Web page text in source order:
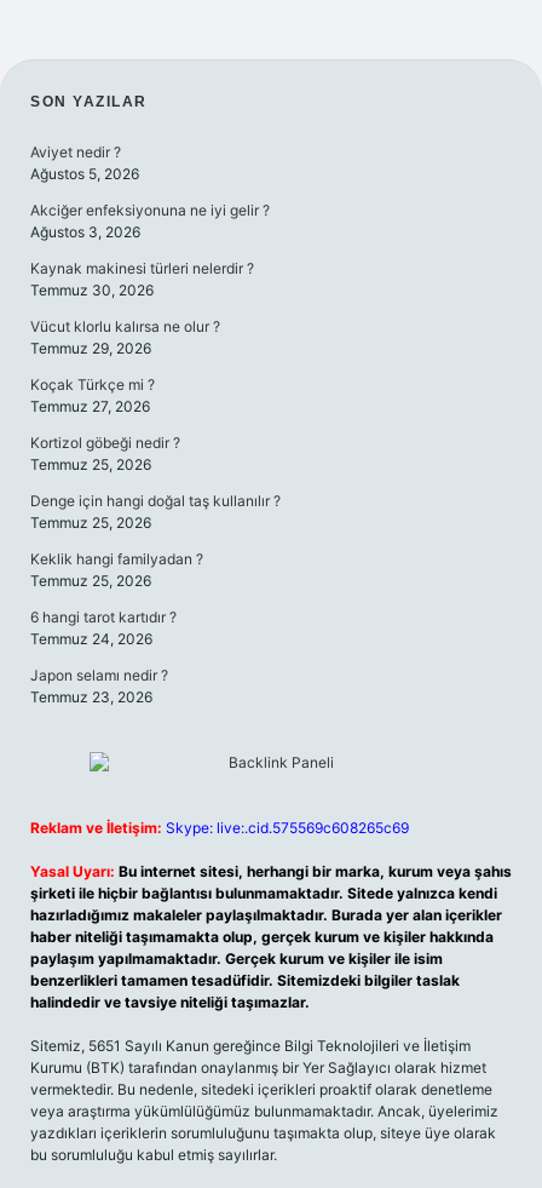
SIDEBAR
SON YAZILAR
Aviyet nedir ?
Ağustos 5, 2026
Akciğer enfeksiyonuna ne iyi gelir ?
Ağustos 3, 2026
Kaynak makinesi türleri nelerdir ?
Temmuz 30, 2026
Vücut klorlu kalırsa ne olur ?
Temmuz 29, 2026
Koçak Türkçe mi ?
Temmuz 27, 2026
Kortizol göbeği nedir ?
Temmuz 25, 2026
Denge için hangi doğal taş kullanılır ?
Temmuz 25, 2026
Keklik hangi familyadan ?
Temmuz 25, 2026
6 hangi tarot kartıdır ?
Temmuz 24, 2026
Japon selamı nedir ?
Temmuz 23, 2026
Reklam ve İletişim: Skype: live:.cid.575569c608265c69
Yasal Uyarı: Bu internet sitesi, herhangi bir marka, kurum veya şahıs
şirketi ile hiçbir bağlantısı bulunmamaktadır. Sitede yalnızca kendi
hazırladığımız makaleler paylaşılmaktadır. Burada yer alan içerikler
haber niteliği taşımamakta olup, gerçek kurum ve kişiler hakkında
paylaşım yapılmamaktadır. Gerçek kurum ve kişiler ile isim
benzerlikleri tamamen tesadüfidir. Sitemizdeki bilgiler taslak
halindedir ve tavsiye niteliği taşımazlar.
Sitemiz, 5651 Sayılı Kanun gereğince Bilgi Teknolojileri ve İletişim
Kurumu (BTK) tarafından onaylanmış bir Yer Sağlayıcı olarak hizmet
vermektedir. Bu nedenle, sitedeki içerikleri proaktif olarak denetleme
veya araştırma yükümlülüğümüz bulunmamaktadır. Ancak, üyelerimiz
yazdıkları içeriklerin sorumluluğunu taşımakta olup, siteye üye olarak
bu sorumluluğu kabul etmiş sayılırlar.